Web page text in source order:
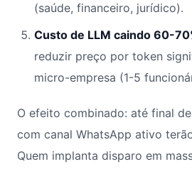
(saúde, financeiro, jurídico).
Custo de LLM caindo 60-
reduzir preço por token
micro-empresa (1-5
O efeito combinado: até final
com canal WhatsApp ativo
Quem implanta disparo em